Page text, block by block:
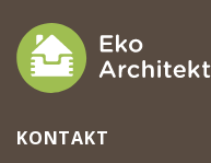
KONTAKT